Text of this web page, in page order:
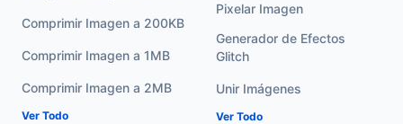
Comprimir Imagen a 200KB
Comprimir Imagen a 1MB
Comprimir Imagen a 2MB
Ver Todo
Pixelar Imagen
Generador de Efectos
Glitch
Unir Imágenes
Ver Todo